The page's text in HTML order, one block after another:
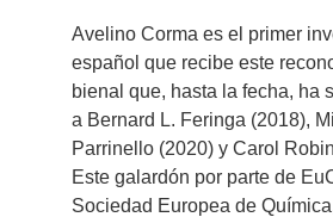
Avelino Corma es el primer
español que recibe este
bienal que, hasta la fecha, ha
a Bernard L. Feringa (2018),
Parrinello (2020) y Carol
Este galardón por parte de
Sociedad Europea de